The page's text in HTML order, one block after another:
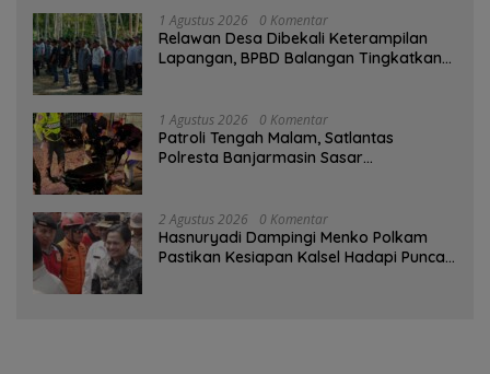
1 Agustus 2026 0 Komentar
Relawan Desa Dibekali Keterampilan
Lapangan, BPBD Balangan Tingkatkan
1 Agustus 2026 0 Komentar
Patroli Tengah Malam, Satlantas
Polresta Banjarmasin Sasar
2 Agustus 2026 0 Komentar
Hasnuryadi Dampingi Menko Polkam
Pastikan Kesiapan Kalsel Hadapi Puncak